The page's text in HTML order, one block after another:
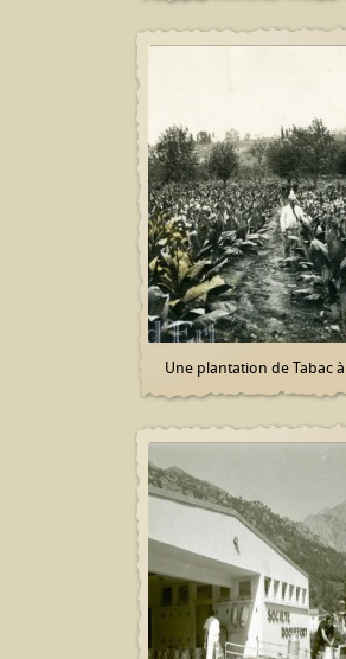
Une plantation de Tabac à...